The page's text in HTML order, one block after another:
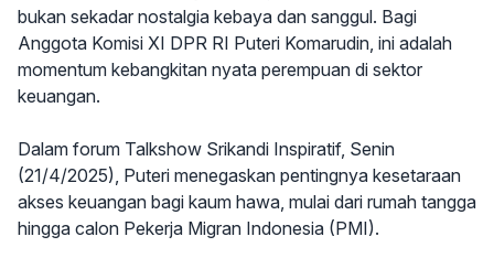
bukan sekadar nostalgia kebaya dan sanggul. Bagi
Anggota Komisi XI DPR RI Puteri Komarudin, ini adalah
momentum kebangkitan nyata perempuan di sektor
keuangan.
Dalam forum Talkshow Srikandi Inspiratif, Senin
(21/4/2025), Puteri menegaskan pentingnya kesetaraan
akses keuangan bagi kaum hawa, mulai dari rumah tangga
hingga calon Pekerja Migran Indonesia (PMI).